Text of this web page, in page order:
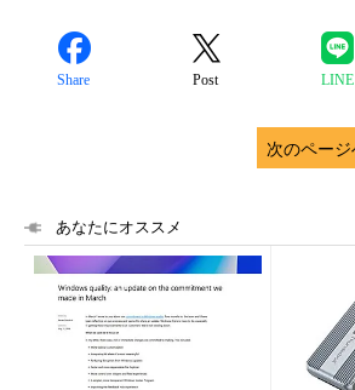
Share Post LINE
次のページ
あなたにオススメ